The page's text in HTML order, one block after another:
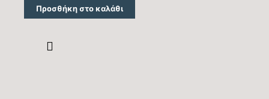
Προσθήκη στο καλάθι